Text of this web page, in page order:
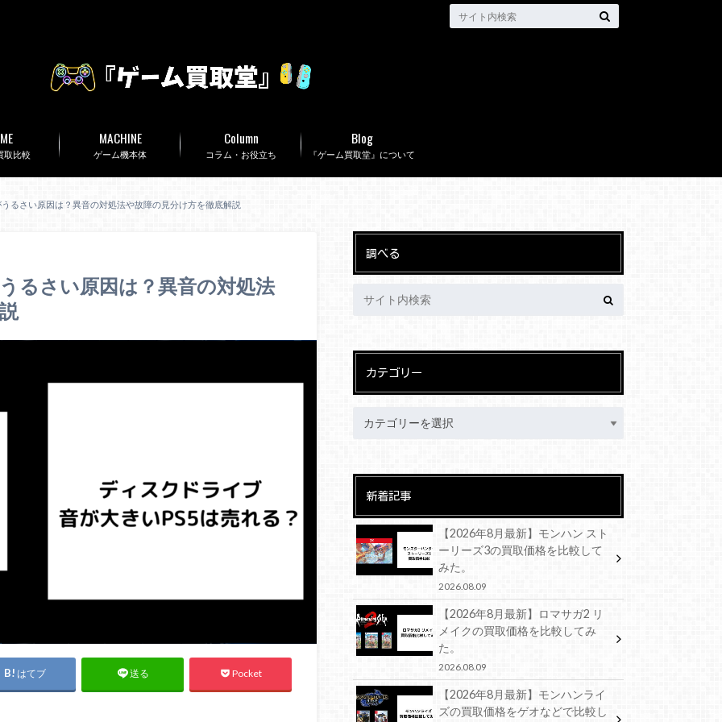
取比較 ゲーム機本体
MACHINE
コラム・お役立ち
Column
『ゲーム買取堂』について
Blog
るさい原因は？異音の対処法や故障の見分け方を徹底解説
るさい原因は？異音の対処法
はてブ 送る Pocket
調べる
カテゴリー
新着記事
【2026年8月最新】モンハン スト
ーリーズ3の買取価格を比較して
みた。
2026.08.09
【2026年8月最新】ロマサガ2 リ
メイクの買取価格を比較してみ
た。
2026.08.09
【2026年8月最新】モンハンライ
ズの買取価格をゲオなどで比較し